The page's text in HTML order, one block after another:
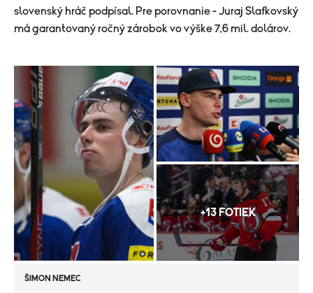
slovenský hráč podpísal. Pre porovnanie - Juraj Slafkovský
má garantovaný ročný zárobok vo výške 7,6 mil. dolárov.
+13 FOTIEK
ŠIMON NEMEC